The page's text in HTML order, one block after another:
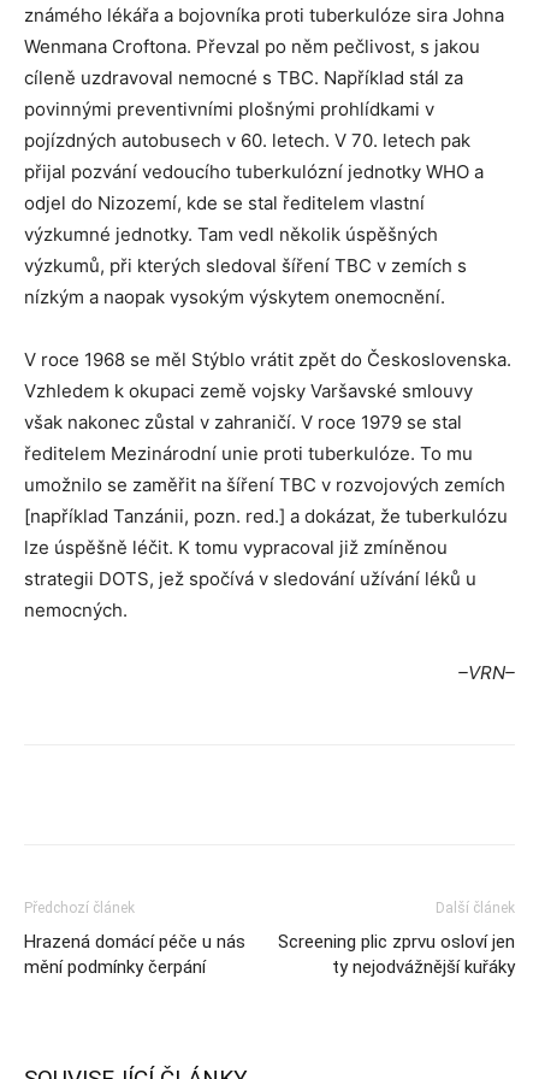
známého lékářa a bojovníka proti tuberkulóze sira Johna
Wenmana Croftona. Převzal po něm pečlivost, s jakou
cíleně uzdravoval nemocné s TBC. Například stál za
povinnými preventivními plošnými prohlídkami v
pojízdných autobusech v 60. letech. V 70. letech pak
přijal pozvání vedoucího tuberkulózní jednotky WHO a
odjel do Nizozemí, kde se stal ředitelem vlastní
výzkumné jednotky. Tam vedl několik úspěšných
výzkumů, při kterých sledoval šíření TBC v zemích s
nízkým a naopak vysokým výskytem onemocnění.
V roce 1968 se měl Stýblo vrátit zpět do Československa.
Vzhledem k okupaci země vojsky Varšavské smlouvy
však nakonec zůstal v zahraničí. V roce 1979 se stal
ředitelem Mezinárodní unie proti tuberkulóze. To mu
umožnilo se zaměřit na šíření TBC v rozvojových zemích
[například Tanzánii, pozn. red.] a dokázat, že tuberkulózu
lze úspěšně léčit. K tomu vypracoval již zmíněnou
strategii DOTS, jež spočívá v sledování užívání léků u
nemocných.
–VRN–
Předchozí článek
Hrazená domácí péče u nás
mění podmínky čerpání
Další článek
Screening plic zprvu osloví jen
ty nejodvážnější kuřáky